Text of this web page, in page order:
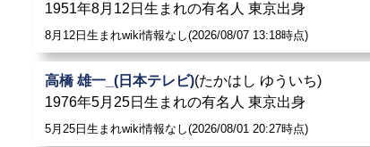
1951年8月12日生まれの有名人 東京出身
8月12日生まれwiki情報なし(2026/08/07 13:18時点)
高橋 雄一_(日本テレビ)(たかはし ゆういち)
1976年5月25日生まれの有名人 東京出身
5月25日生まれwiki情報なし(2026/08/01 20:27時点)